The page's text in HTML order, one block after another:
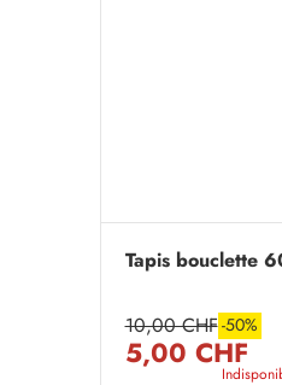
Tapis bouclette
10,00 CHF-50%
5,00 CHF